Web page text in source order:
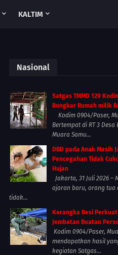
KALTIM
Nasional
Satgas TMMD 129
Bongkar Rumah milik
Kodim 0904/Paser,
Bertempat di RT 3 Desa
Muara Samu...
DBD pada Anak Masih
Pencegahan Tidak
Hujan
Jakarta, 31 Juli 2026 –
ajaran baru, orang tua
tidak...
Kerangka Besi
Jembatan Buatan
Kodim 0904/Paser,
mendapatkan hasil
kegiatan Satgas...